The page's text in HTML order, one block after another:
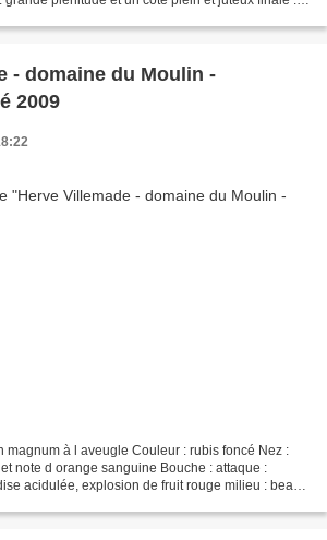
- domaine du Moulin -
2009
magnum à l aveugle Couleur : rubis foncé Nez :
note d orange sanguine Bouche : attaque :
acidulée, explosion de fruit rouge milieu : beau